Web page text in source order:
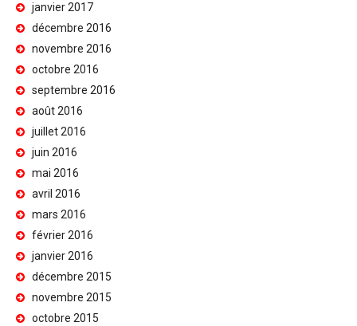
janvier 2017
décembre 2016
novembre 2016
octobre 2016
septembre 2016
août 2016
juillet 2016
juin 2016
mai 2016
avril 2016
mars 2016
février 2016
janvier 2016
décembre 2015
novembre 2015
octobre 2015